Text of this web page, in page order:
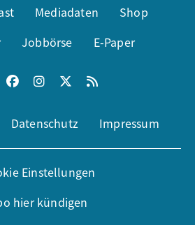
Mediadaten
Shop
Jobbörse E-Paper
Datenschutz Impressum
Einstellungen
hier kündigen